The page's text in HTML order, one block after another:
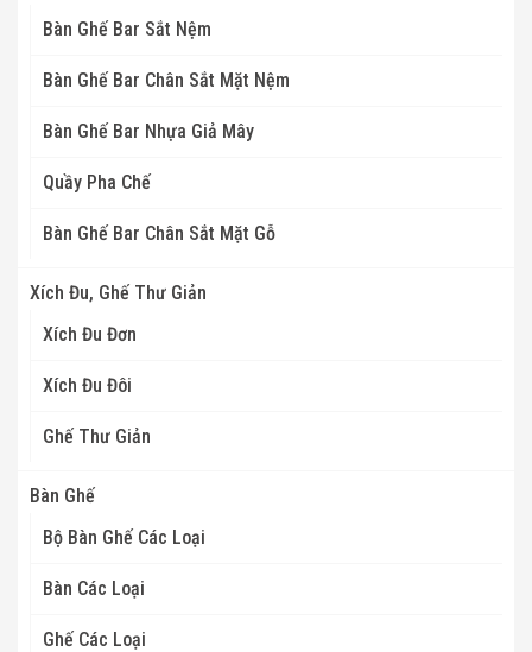
Bàn Ghế Bar Sắt Nệm
Bàn Ghế Bar Chân Sắt Mặt Nệm
Bàn Ghế Bar Nhựa Giả Mây
Quầy Pha Chế
Bàn Ghế Bar Chân Sắt Mặt Gỗ
Xích Đu, Ghế Thư Giản
Xích Đu Đơn
Xích Đu Đôi
Ghế Thư Giản
Bàn Ghế
Bộ Bàn Ghế Các Loại
Bàn Các Loại
Ghế Các Loại